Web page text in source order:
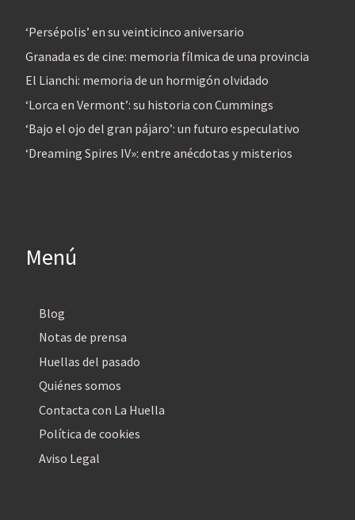
‘Persépolis’ en su veinticinco aniversario
Granada es de cine: memoria fílmica de una provincia
El Lianchi: memoria de un hormigón olvidado
‘Lorca en Vermont’: su historia con Cummings
‘Bajo el ojo del gran pájaro’: un futuro especulativo
‘Dreaming Spires IV»: entre anécdotas y misterios
Menú
Blog
Notas de prensa
Huellas del pasado
Quiénes somos
Contacta con La Huella
Política de cookies
Aviso Legal